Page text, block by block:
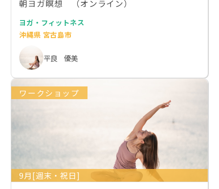
朝ヨガ瞑想 （オンライン）
ヨガ・フィットネス
沖縄県 宮古島市
平良 優美
ワークショップ
9月[週末・祝日]